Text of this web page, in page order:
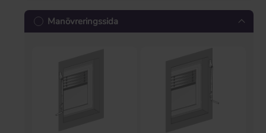
Manövreringssida